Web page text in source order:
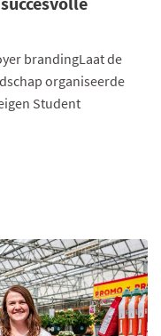
brandingLaat de
organiseerde
Student